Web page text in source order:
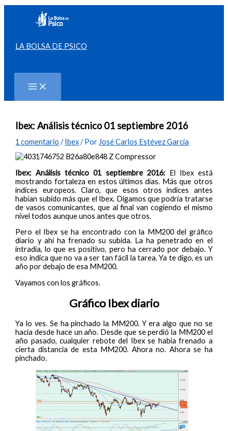
contenido
LA BOLSA DE PSICO
Ibex: Análisis técnico 01 septiembre 2016
1 comentario /Ibex/ Por José Carlos Estévez García
Ibex: Análisis técnico 01 septiembre 2016:El Ibex está
mostrando fortaleza en estos últimos días. Más que otros
índices europeos. Claro, que esos otros índices antes
habían subido más que el Ibex. Digamos que podría tratarse
de vasos comunicantes, que al final van cogiendo el mismo
nivel todos aunque unos antes que otros.
Pero el Ibex se ha encontrado con la MM200 del gráfico
diario y ahí ha frenado su subida. La ha penetrado en el
intradía, lo que es positivo, pero ha cerrado por debajo. Y
eso indica que no va a ser tan fácil la tarea. Ya te digo, es un
año por debajo de esa MM200.
Vayamos con los gráficos.
Gráfico Ibex diario
Ya lo ves. Se ha pinchado la MM200. Y era algo que no se
hacía desde hace un año. Desde que se perdió la MM200 el
año pasado, cualquier rebote del Ibex se había frenado a
cierta distancia de esta MM200. Ahora no. Ahora se ha
pinchado.